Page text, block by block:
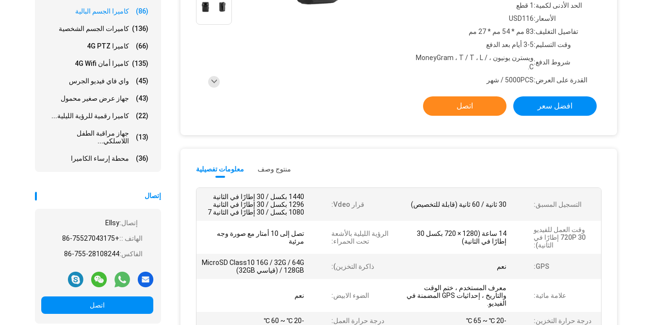
كاميرا الجسم البالية (86)
كاميرات الجسم الشخصية (136)
كاميرا 4G PTZ (66)
كاميرا أمان 4G Wifi (135)
واي فاي فيديو الجرس (45)
جهاز عرض صغير محمول (43)
كاميرا رقمية للرؤية الليلية... (22)
جهاز مراقبة الطفل
اللاسلكي...
(13)
محطة إرساء الكاميرا (36)
إتصال
إتصال:Ellsy
الهاتف ::+86-75527043175
الفاكس:86-755-28108244
اتصل
الحد الأدنى لكمية: 1 قطع
الأسعار:USD116
تفاصيل التغليف:83 مم * 54 مم * 27 مم
وقت التسليم:3-5 أيام بعد الدفع
شروط الدفع:
ويسترن يونيون ، MoneyGram ، T / T ، L /
C.
القدرة على العرض:5000PCS / شهر
افضل سعر اتصل
معلومات تفصيلية منتوج وصف
التسجيل المسبق: 30 ثانية / 60 ثانية (قابلة للتخصيص) قرار Vdeo:
1440 بكسل / 30 إطارًا في الثانية
1296 بكسل / 30 إطارًا في الثانية
1080 بكسل / 30 إطارًا في الثانية 7
وقت العمل للفيديو
720P 30 إطارًا في
الثانية):
14 ساعة (1280 × 720 بكسل 30
إطارًا في الثانية)
الرؤية الليلية بالأشعة
تحت الحمراء:
تصل إلى 10 أمتار مع صورة وجه
مرئية
GPS: نعم ذاكرة التخزين):
MicroSD Class10 16G / 32G / 64G
/ 128GB (قياسي 32GB)
علامة مائية:
معرف المستخدم ، ختم الوقت
والتاريخ ، إحداثيات GPS المضمنة في
الفيديو.
الضوء الابيض: نعم
درجة حرارة التخزين: -20 ℃ ~ 65 ℃ درجة حرارة العمل: -20 ℃ ~ 60 ℃